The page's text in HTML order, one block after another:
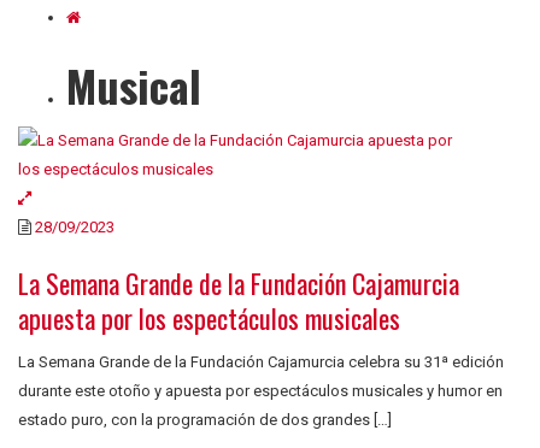
Musical
28/09/2023
La Semana Grande de la Fundación Cajamurcia
apuesta por los espectáculos musicales
La Semana Grande de la Fundación Cajamurcia celebra su 31ª edición
durante este otoño y apuesta por espectáculos musicales y humor en
estado puro, con la programación de dos grandes […]